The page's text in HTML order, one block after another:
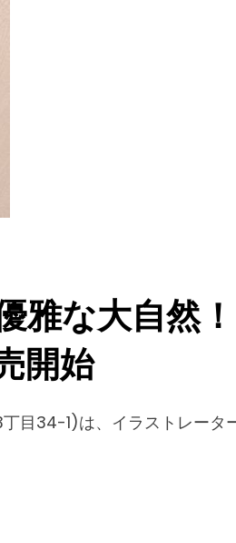
雅な大自然
開始
目34-1)は、イラストレー